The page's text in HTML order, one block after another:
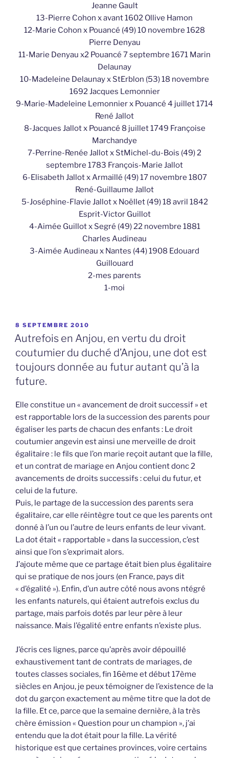
Jeanne Gault
13-Pierre Cohon x avant 1602 Ollive Hamon
12-Marie Cohon x Pouancé (49) 10 novembre 1628
Pierre Denyau
11-Marie Denyau x2 Pouancé 7 septembre 1671 Marin
Delaunay
10-Madeleine Delaunay x StErblon (53) 18 novembre
1692 Jacques Lemonnier
9-Marie-Madeleine Lemonnier x Pouancé 4 juillet 1714
René Jallot
8-Jacques Jallot x Pouancé 8 juillet 1749 Françoise
Marchandye
7-Perrine-Renée Jallot x StMichel-du-Bois (49) 2
septembre 1783 François-Marie Jallot
6-Elisabeth Jallot x Armaillé (49) 17 novembre 1807
René-Guillaume Jallot
5-Joséphine-Flavie Jallot x Noëllet (49) 18 avril 1842
Esprit-Victor Guillot
4-Aimée Guillot x Segré (49) 22 novembre 1881
Charles Audineau
3-Aimée Audineau x Nantes (44) 1908 Edouard
Guillouard
2-mes parents
1-moi
PUBLIÉ
LE
8 SEPTEMBRE 2010
Autrefois en Anjou, en vertu du droit
coutumier du duché d’Anjou, une dot est
toujours donnée au futur autant qu’à la
future.
Elle constitue un « avancement de droit successif » et
est rapportable lors de la succession des parents pour
égaliser les parts de chacun des enfants : Le droit
coutumier angevin est ainsi une merveille de droit
égalitaire : le fils que l’on marie reçoit autant que la fille,
et un contrat de mariage en Anjou contient donc 2
avancements de droits successifs : celui du futur, et
celui de la future.
Puis, le partage de la succession des parents sera
égalitaire, car elle réintègre tout ce que les parents ont
donné à l’un ou l’autre de leurs enfants de leur vivant.
La dot était « rapportable » dans la succession, c’est
ainsi que l’on s’exprimait alors.
J’ajoute même que ce partage était bien plus égalitaire
qui se pratique de nos jours (en France, pays dit
« d’égalité »). Enfin, d’un autre côté nous avons ntégré
les enfants naturels, qui étaient autrefois exclus du
partage, mais parfois dotés par leur père à leur
naissance. Mais l’égalité entre enfants n’existe plus.
J’écris ces lignes, parce qu’après avoir dépouillé
exhaustivement tant de contrats de mariages, de
toutes classes sociales, fin 16ème et début 17ème
siècles en Anjou, je peux témoigner de l’existence de la
dot du garçon exactement au même titre que la dot de
la fille. Et ce, parce que la semaine dernière, à la très
chère émission « Question pour un champion », j’ai
entendu que la dot était pour la fille. La vérité
historique est que certaines provinces, voire certains